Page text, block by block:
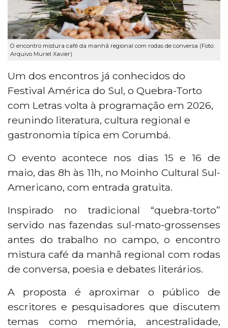
O encontro mistura café da manhã regional com rodas de conversa (Foto:
Arquivo Muriel Xavier)
Um dos encontros já conhecidos do
Festival América do Sul, o Quebra-Torto
com Letras volta à programação em 2026,
reunindo literatura, cultura regional e
gastronomia típica em Corumbá.
O evento acontece nos dias 15 e 16 de
maio, das 8h às 11h, no Moinho Cultural Sul-
Americano, com entrada gratuita.
Inspirado no tradicional “quebra-torto”
servido nas fazendas sul-mato-grossenses
antes do trabalho no campo, o encontro
mistura café da manhã regional com rodas
de conversa, poesia e debates literários.
A proposta é aproximar o público de
escritores e pesquisadores que discutem
temas como memória, ancestralidade,